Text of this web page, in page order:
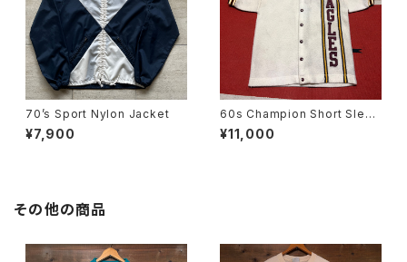
70’s Sport Nylon Jacket
¥7,900
60s Champion Short Sleev
e Stadium Jacket size S
¥11,000
その他の商品